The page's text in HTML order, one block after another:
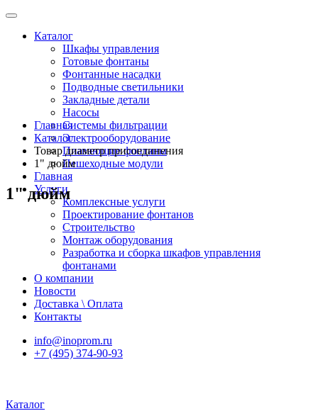
Каталог
Шкафы управления
Готовые фонтаны
Фонтанные насадки
Подводные светильники
Закладные детали
Насосы
Системы фильтрации
Электрооборудование
Плавающие фонтаны
Пешеходные модули
Главная
Услуги
Комплексные услуги
Проектирование фонтанов
Строительство
Монтаж оборудования
Разработка и сборка шкафов управления
фонтанами
О компании
Новости
Доставка \ Оплата
Контакты
info@inoprom.ru
+7 (495) 374-90-93
Каталог
Главная
Каталог
Товар диаметр присоединения
1" дюйм
1" дюйм